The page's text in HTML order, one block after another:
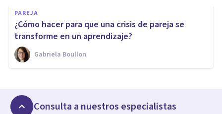
PAREJA
¿Cómo hacer para que una crisis de pareja se
transforme en un aprendizaje?
Gabriela Boullon
Consulta a nuestros especialistas